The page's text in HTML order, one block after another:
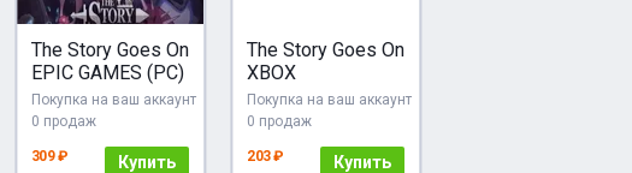
The Story Goes On
EPIC GAMES (PC)
Покупка на ваш аккаунт
0 продаж
309 ₽ Купить
The Story Goes On
XBOX
Покупка на ваш аккаунт
0 продаж
203 ₽ Купить